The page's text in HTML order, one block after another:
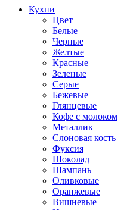
Кухни
Цвет
Белые
Черные
Желтые
Красные
Зеленые
Серые
Бежевые
Глянцевые
Кофе с молоком
Металлик
Слоновая кость
Фуксия
Шоколад
Шампань
Оливковые
Оранжевые
Вишневые